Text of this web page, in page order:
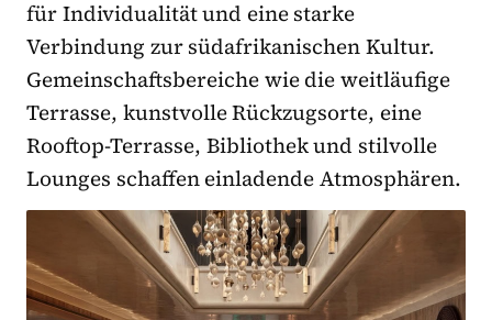
für Individualität und eine starke
Verbindung zur südafrikanischen Kultur.
Gemeinschaftsbereiche wie die weitläufige
Terrasse, kunstvolle Rückzugsorte, eine
Rooftop-Terrasse, Bibliothek und stilvolle
Lounges schaffen einladende Atmosphären.